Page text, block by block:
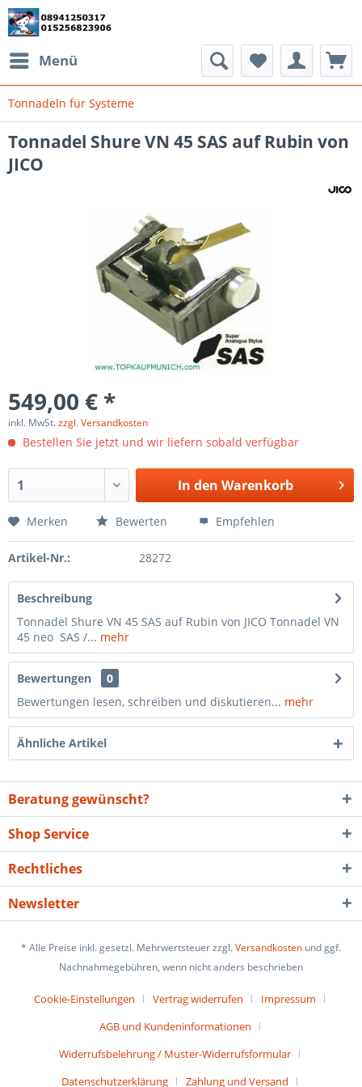
Menü
Tonnadeln für Systeme
Tonnadel Shure VN 45 SAS auf Rubin von
JICO
549,00 € *
inkl. MwSt.zzgl. Versandkosten
Bestellen Sie jetzt und wir liefern sobald verfügbar
In den Warenkorb
Merken Bewerten Empfehlen
Artikel-Nr.: 28272
Beschreibung
Tonnadel Shure VN 45 SAS auf Rubin von JICO Tonnadel VN
45 neo SAS /... mehr
Bewertungen
0
Bewertungen lesen, schreiben und diskutieren... mehr
Ähnliche Artikel
Beratung gewünscht?
Shop Service
Rechtliches
Newsletter
* Alle Preise inkl. gesetzl. Mehrwertsteuer zzgl.Versandkosten und ggf.
Nachnahmegebühren, wenn nicht anders beschrieben
Cookie-Einstellungen Vertrag widerrufen
Impressum
AGB und Kundeninformationen
Widerrufsbelehrung / Muster-Widerrufsformular
Datenschutzerklärung
Zahlung und Versand